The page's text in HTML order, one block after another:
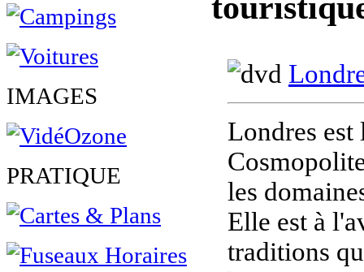
IMAGES
PRATIQUE
Londres
les
Elle est à
traditions